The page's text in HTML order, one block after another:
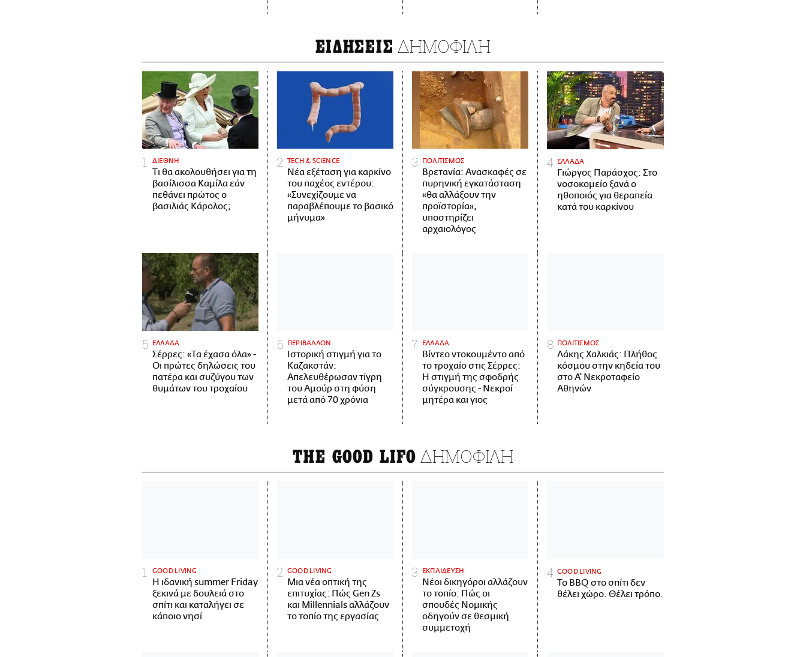
ΕΙΔΗΣΕΙΣ ΔΗΜΟΦΙΛΗ
ΔΙΕΘΝΗ
Τι θα ακολουθήσει για τη
βασίλισσα Καμίλα εάν
πεθάνει πρώτος ο
βασιλιάς Κάρολος;
ΤECH & SCIENCE
Νέα εξέταση για καρκίνο
του παχέος εντέρου:
«Συνεχίζουμε να
παραβλέπουμε το βασικό
μήνυμα»
ΠΟΛΙΤΙΣΜΟΣ
Βρετανία: Ανασκαφές σε
πυρηνική εγκατάσταση
«θα αλλάξουν την
προϊστορία»,
υποστηρίζει
αρχαιολόγος
ΕΛΛΑΔΑ
Γιώργος Παράσχος: Στο
νοσοκομείο ξανά ο
ηθοποιός για θεραπεία
κατά του καρκίνου
ΕΛΛΑΔΑ
Σέρρες: «Τα έχασα όλα» -
Οι πρώτες δηλώσεις του
πατέρα και συζύγου των
θυμάτων του τροχαίου
ΠΕΡΙΒΑΛΛΟΝ
Ιστορική στιγμή για το
Καζακστάν:
Απελευθέρωσαν τίγρη
του Αμούρ στη φύση
μετά από 70 χρόνια
ΕΛΛΑΔΑ
Βίντεο ντοκουμέντο από
το τροχαίο στις Σέρρες:
Η στιγμή της σφοδρής
σύγκρουσης - Νεκροί
μητέρα και γιος
ΠΟΛΙΤΙΣΜΟΣ
Λάκης Χαλκιάς: Πλήθος
κόσμου στην κηδεία του
στο Α' Νεκροταφείο
Αθηνών
THE GOOD LIFO ΔΗΜΟΦΙΛΗ
GOOD LIVING
Η ιδανική summer Friday
ξεκινά με δουλειά στο
σπίτι και καταλήγει σε
κάποιο νησί
GOOD LIVING
Μια νέα οπτική της
επιτυχίας: Πώς Gen Zs
και Millennials αλλάζουν
το τοπίο της εργασίας
ΕΚΠΑΙΔΕΥΣΗ
Νέοι δικηγόροι αλλάζουν
το τοπίο: Πώς οι
σπουδές Νομικής
οδηγούν σε θεσμική
συμμετοχή
GOOD LIVING
Το BBQ στο σπίτι δεν
θέλει χώρο. Θέλει τρόπο.